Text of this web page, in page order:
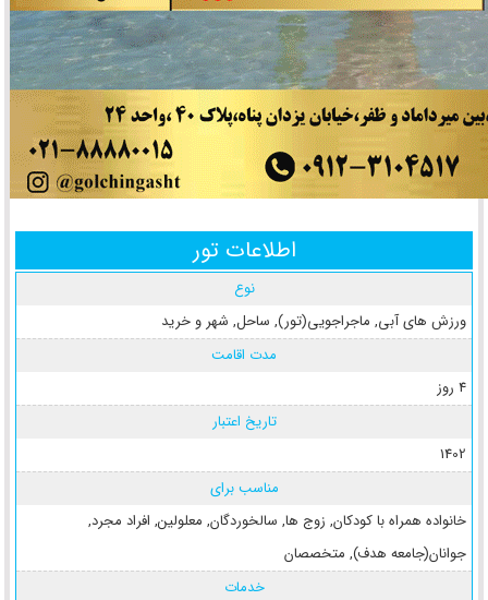
اطلاعات تور
نوع
ورزش های آبی, ماجراجویی(تور), ساحل, شهر و خرید
مدت اقامت
4 روز
تاریخ اعتبار
1402
مناسب برای
خانواده همراه با کودکان, زوج ها, سالخوردگان, معلولین, افراد مجرد,
جوانان(جامعه هدف), متخصصان
خدمات